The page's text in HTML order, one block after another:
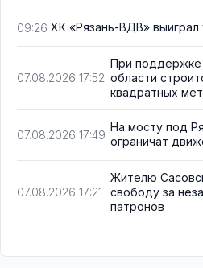
09:26 ХК «Рязань-ВДВ» выиграл
07.08.2026 17:52
При поддержке
области
квадратных
07.08.2026 17:49
На мосту под
ограничат
07.08.2026 17:21
Жителю
свободу за
патронов